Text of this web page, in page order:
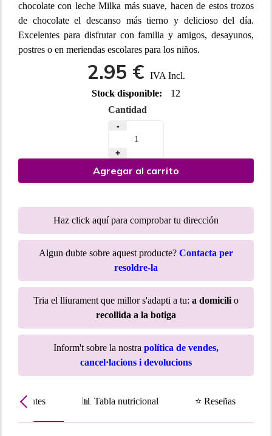
chocolate con leche Milka más suave, hacen de estos trozos
de chocolate el descanso más tierno y delicioso del día.
Excelentes para disfrutar con familia y amigos, desayunos,
postres o en meriendas escolares para los niños.
2.95 € IVA Incl.
Stock disponible:
12
Cantidad
-
+
Agregar al carrito
Haz click aquí para comprobar tu dirección
Algun dubte sobre aquest producte? Contacta per
resoldre-la
Tria el lliurament que millor s'adapti a tu: a domicili o
recollida a la botiga
Inform't sobre la nostra política de vendes,
cancel·lacions i devolucions
📊 Tabla nutricional ⭐ Reseñas